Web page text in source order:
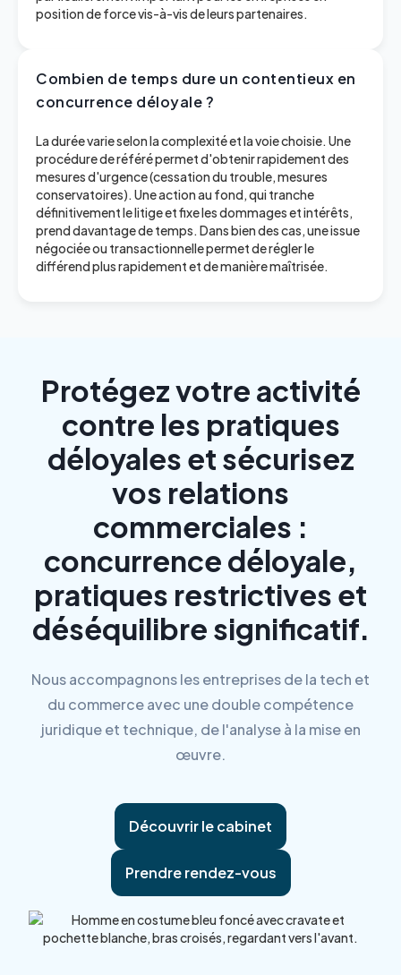
position de force vis-à-vis de leurs partenaires.
Combien de temps dure un contentieux en
concurrence déloyale ?
La durée varie selon la complexité et la voie choisie. Une
procédure de référé permet d'obtenir rapidement des
mesures d'urgence (cessation du trouble, mesures
conservatoires). Une action au fond, qui tranche
définitivement le litige et fixe les dommages et intérêts,
prend davantage de temps. Dans bien des cas, une issue
négociée ou transactionnelle permet de régler le
différend plus rapidement et de manière maîtrisée.
Protégez votre activité
contre les pratiques
déloyales et sécurisez
vos relations
commerciales :
concurrence déloyale,
pratiques restrictives et
déséquilibre significatif.
Nous accompagnons les entreprises de la tech et
du commerce avec une double compétence
juridique et technique, de l'analyse à la mise en
œuvre.
Découvrir le cabinet
Prendre rendez-vous